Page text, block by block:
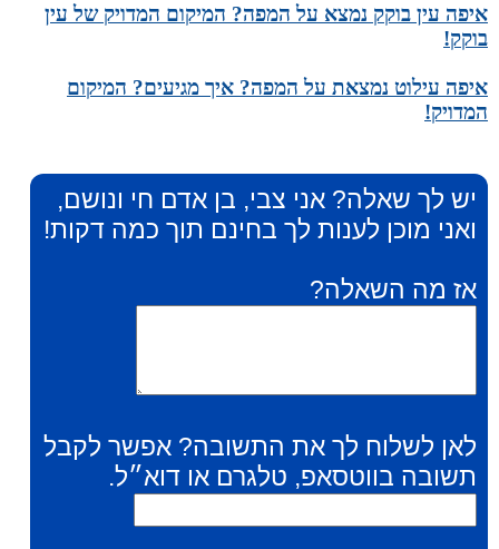
איפה עין בוקק נמצא על המפה? המיקום המדויק של עין
בוקק!
איפה עילוט נמצאת על המפה? איך מגיעים? המיקום
המדויק!
יש לך שאלה? אני צבי, בן אדם חי ונושם,
ואני מוכן לענות לך בחינם תוך כמה דקות!
אז מה השאלה?
לאן לשלוח לך את התשובה? אפשר לקבל
תשובה בווטסאפ, טלגרם או דוא״ל.